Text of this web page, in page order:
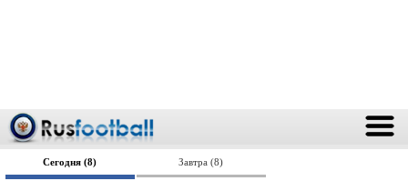
Сегодня (8) Завтра (8)